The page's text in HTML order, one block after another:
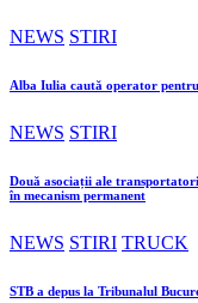
NEWS STIRI
Alba Iulia caută operator
NEWS STIRI
Două asociații ale
în mecanism permanent
NEWS STIRI TRUCK
STB a depus la Tribunalul